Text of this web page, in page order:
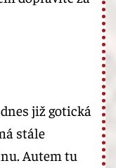
již gotická
stále
Autem tu